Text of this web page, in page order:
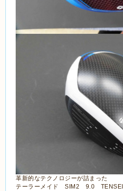
革新的なテクノロジーが詰まった
テーラーメイド SIM2 9.0